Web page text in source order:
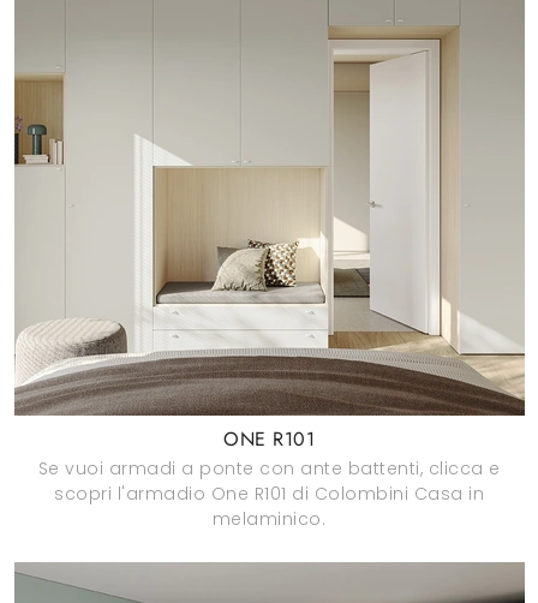
ONE R101
Se vuoi armadi a ponte con ante battenti, clicca e
scopri l'armadio One R101 di Colombini Casa in
melaminico.